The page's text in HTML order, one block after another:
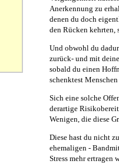
Anerkennung zu
denen du doch
den Rücken kehrten,
Und obwohl du
zurück- und mit
sobald du einen
schenktest
Sich eine solche
derartige
Wenigen, die diese
Diese hast du nicht
ehemaligen -
Stress mehr ertragen